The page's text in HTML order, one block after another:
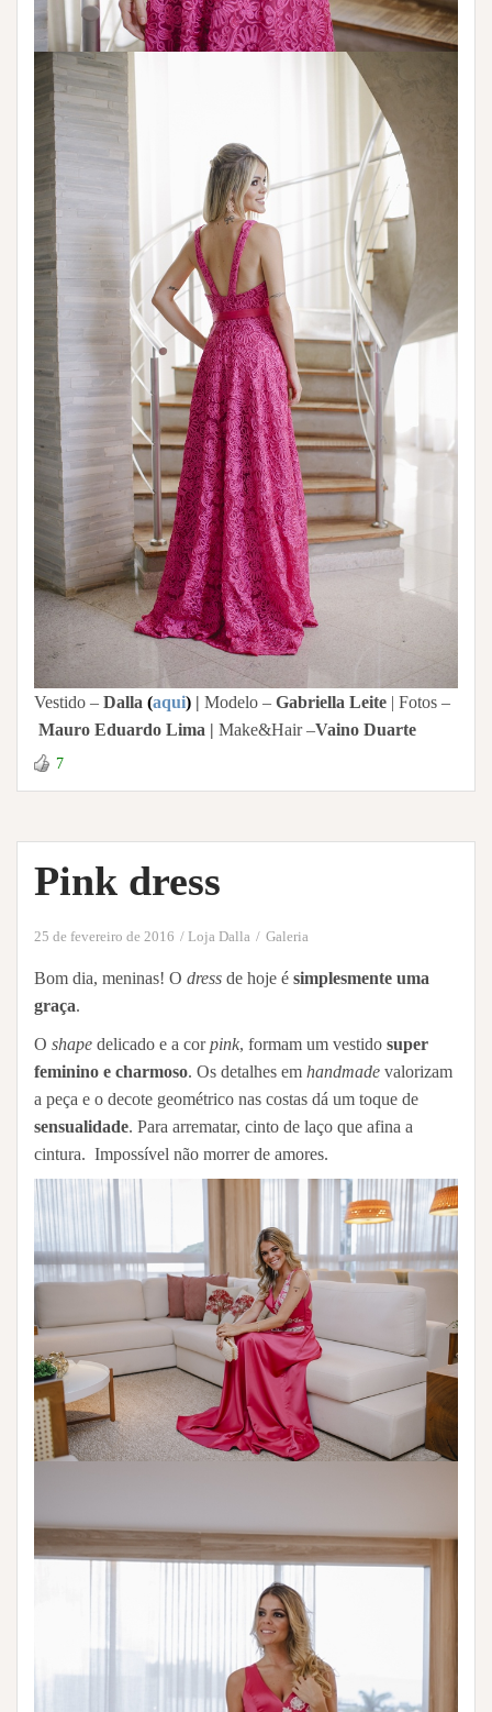
Vestido – Dalla (aqui) | Modelo – Gabriella Leite | Fotos –
Mauro Eduardo Lima | Make&Hair –Vaino Duarte
7
Pink dress
25 de fevereiro de 2016 Loja Dalla Galeria
Bom dia, meninas! O dress de hoje é simplesmente uma
graça.
O shape delicado e a corpink, formam um vestido super
feminino e charmoso. Os detalhes em handmade valorizam
a peça e o decote geométrico nas costas dá um toque de
sensualidade. Para arrematar, cinto de laço que afina a
cintura. Impossível não morrer de amores.